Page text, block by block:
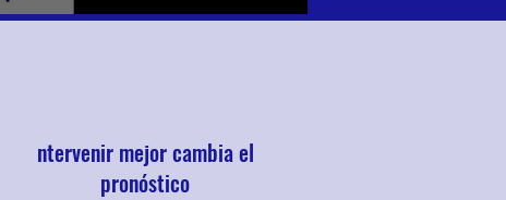
ntervenir mejor cambia el
pronóstico